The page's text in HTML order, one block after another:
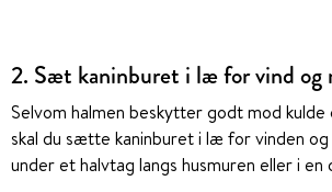
2. Sæt kaninburet i læ for vind og
Selvom halmen beskytter godt mod kulde
skal du sætte kaninburet i læ for vinden
under et halvtag langs husmuren eller i en